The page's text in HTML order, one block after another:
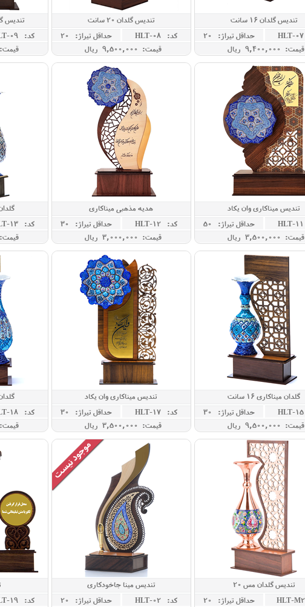
تندیس گلدان 16 سانت
حداقل تيراژ: 20
قیمت: 9,400,000 ريال
تندیس گلدان 20 سانت
کد: HLT-08
حداقل تيراژ: 20
قیمت: 9,500,000 ريال
تندیس
کد: HLT-09
قیمت: 9,400,000 ريال
تندیس میناکاری وان یکاد
حداقل تيراژ: 50
قیمت: 3,500,000 ريال
هدیه مذهبی میناکاری
کد: HLT-12
حداقل تيراژ: 30
قیمت: 3,000,000 ريال
گلدان
کد: HLT-13
قیمت: 9,500,000 ريال
گلدان میناکاری 16 سانت
حداقل تيراژ: 30
قیمت: 9,500,000 ريال
تندیس میناکاری وان یکاد
کد: HLT-17
حداقل تيراژ: 30
قیمت: 3,500,000 ريال
گلدان
کد: HLT-18
قیمت: 9,500,000 ريال
تندیس گلدان مس 20
حداقل تيراژ: 20
تندیس مینا جاخودکاری
کد: HLT-02
حداقل تيراژ: 20
کد: HLT-19